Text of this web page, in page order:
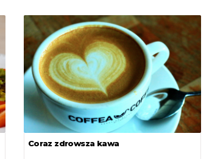
śniadań, zaburzenia snu,
wzmożony apetyt […]
Coraz zdrowsza kawa